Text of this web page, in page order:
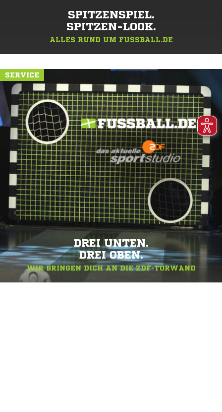
SPITZENSPIEL.
SPITZEN-LOOK.
ALLES RUND UM FUSSBALL.DE
SERVICE
DREI UNTEN.
DREI OBEN.
WIR BRINGEN DICH AN DIE ZDF-TORWAND